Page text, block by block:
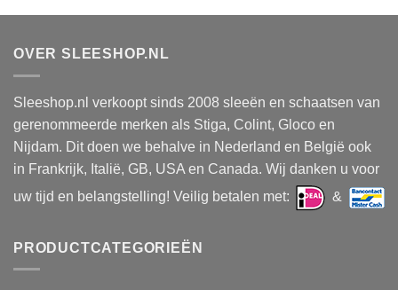
OVER SLEESHOP.NL
Sleeshop.nl verkoopt sinds 2008 sleeën en schaatsen van
gerenommeerde merken als Stiga, Colint, Gloco en
Nijdam. Dit doen we behalve in Nederland en België ook
in Frankrijk, Italië, GB, USA en Canada. Wij danken u voor
uw tijd en belangstelling! Veilig betalen met:
&
PRODUCTCATEGORIEËN